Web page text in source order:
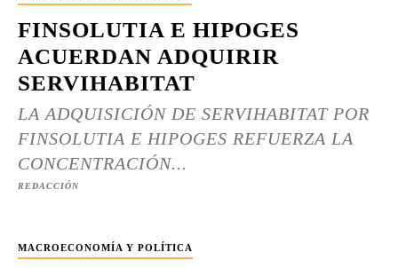
FINSOLUTIA E HIPOGES
ACUERDAN ADQUIRIR
SERVIHABITAT
LA ADQUISICIÓN DE SERVIHABITAT POR
FINSOLUTIA E HIPOGES REFUERZA LA
CONCENTRACIÓN...
REDACCIÓN
MACROECONOMÍA Y POLÍTICA